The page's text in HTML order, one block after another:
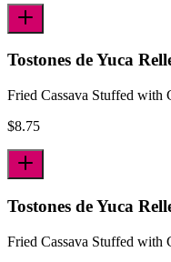
Tostones de Yuca
Fried Cassava Stuffed with
$8.75
Tostones de Yuca
Fried Cassava Stuffed with